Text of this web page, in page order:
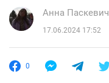
Анна Паскевич
17.06.2024 17:52
0